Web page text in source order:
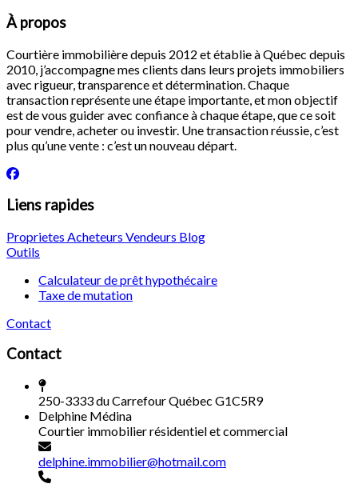
À propos
Courtière immobilière depuis 2012 et établie à Québec depuis
2010, j’accompagne mes clients dans leurs projets immobiliers
avec rigueur, transparence et détermination. Chaque
transaction représente une étape importante, et mon objectif
est de vous guider avec confiance à chaque étape, que ce soit
pour vendre, acheter ou investir. Une transaction réussie, c’est
plus qu’une vente : c’est un nouveau départ.
Liens rapides
Proprietes Acheteurs Vendeurs Blog
Outils
Calculateur de prêt hypothécaire
Taxe de mutation
Contact
Contact
250-3333 du Carrefour Québec G1C5R9
Delphine Médina
Courtier immobilier résidentiel et commercial
delphine.immobilier@hotmail.com